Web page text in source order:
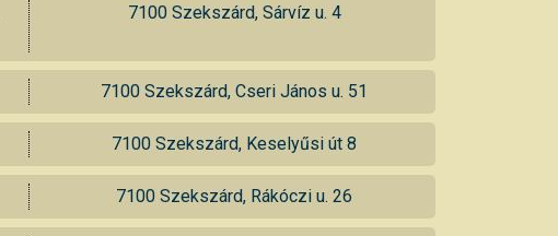
7100 Szekszárd, Sárvíz u. 4
7100 Szekszárd, Cseri János u. 51
7100 Szekszárd, Keselyűsi út 8
7100 Szekszárd, Rákóczi u. 26